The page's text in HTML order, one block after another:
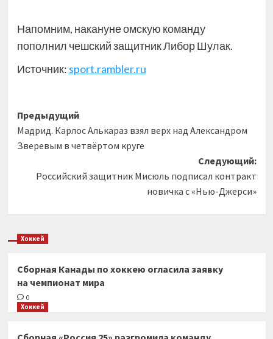
Напомним, накануне омскую команду
пополнил чешский защитник Либор Шулак.
Источник: sport.rambler.ru
Навигация
записи
Предыдущий
Мадрид. Карлос Алькараз взял верх над Александром
Зверевым в четвёртом круге
Следующий:
Российский защитник Мисюль подписал контракт
новичка с «Нью-Джерси»
Хоккей
Сборная Канады по хоккею огласила заявку
на чемпионат мира
0
Хоккей